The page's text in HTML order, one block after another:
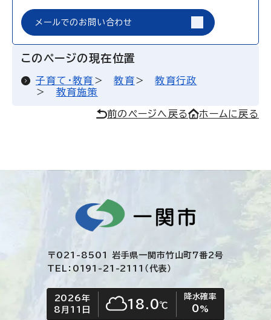
メールでのお問い合わせ
このページの現在位置
子育て・教育 教育
教育行政
教育施策
前のページへ戻る ホームに戻る
〒021-8501 岩手県一関市竹山町7番2号
TEL：0191-21-2111（代表）
今日の日付
2026年
8月11日
今日の天気
くもり18.0℃
降水確率
0%